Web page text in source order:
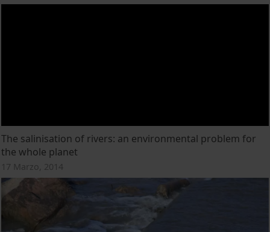
The salinisation of rivers: an environmental problem for
the whole planet
17 Marzo, 2014